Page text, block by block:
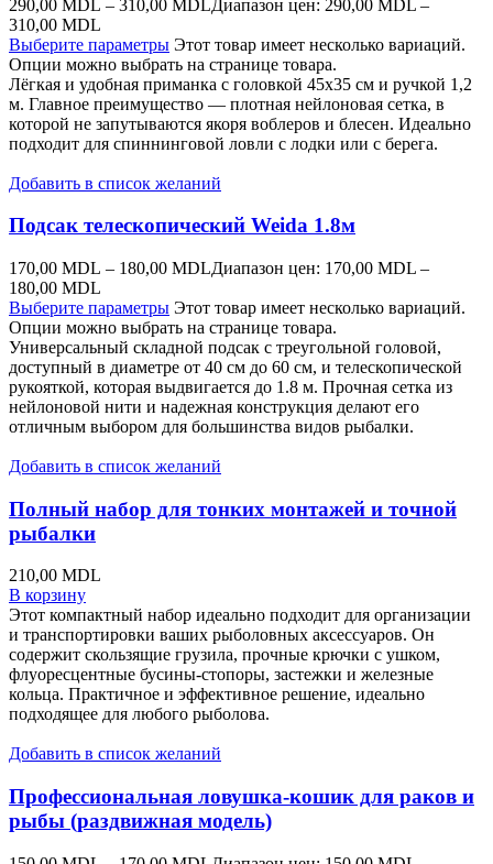
290,00 MDL – 310,00 MDLДиапазон цен: 290,00 MDL –
310,00 MDL
Выберите параметры Этот товар имеет несколько вариаций.
Опции можно выбрать на странице товара.
Лёгкая и удобная приманка с головкой 45х35 см и ручкой 1,2
м. Главное преимущество — плотная нейлоновая сетка, в
которой не запутываются якоря воблеров и блесен. Идеально
подходит для спиннинговой ловли с лодки или с берега.
Добавить в список желаний
Подсак телескопический Weida 1.8м
170,00 MDL – 180,00 MDLДиапазон цен: 170,00 MDL –
180,00 MDL
Выберите параметры Этот товар имеет несколько вариаций.
Опции можно выбрать на странице товара.
Универсальный складной подсак с треугольной головой,
доступный в диаметре от 40 см до 60 см, и телескопической
рукояткой, которая выдвигается до 1.8 м. Прочная сетка из
нейлоновой нити и надежная конструкция делают его
отличным выбором для большинства видов рыбалки.
Добавить в список желаний
Полный набор для тонких монтажей и точной
рыбалки
210,00 MDL
В корзину
Этот компактный набор идеально подходит для организации
и транспортировки ваших рыболовных аксессуаров. Он
содержит скользящие грузила, прочные крючки с ушком,
флуоресцентные бусины-стопоры, застежки и железные
кольца. Практичное и эффективное решение, идеально
подходящее для любого рыболова.
Добавить в список желаний
Профессиональная ловушка-кошик для раков и
рыбы (раздвижная модель)